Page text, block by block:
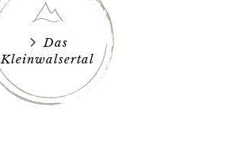
Das
Kleinwalsertal